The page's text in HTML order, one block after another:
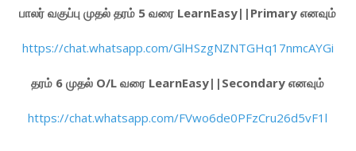
பாலர் வகுப்பு முதல் தரம் 5 வரை LearnEasy||Primary எனவும்
https://chat.whatsapp.com/GlHSzgNZNTGHq17nmcAYGi
தரம் 6 முதல் O/L வரை LearnEasy||Secondary எனவும்
https://chat.whatsapp.com/FVwo6de0PFzCru26d5vF1l